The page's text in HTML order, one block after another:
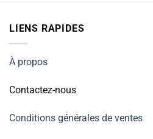
LIENS RAPIDES
À propos
Contactez-nous
Conditions générales de ventes